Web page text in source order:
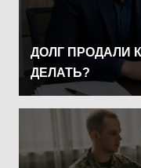
ДОЛГ ПРОДАЛИ
ДЕЛАТЬ?